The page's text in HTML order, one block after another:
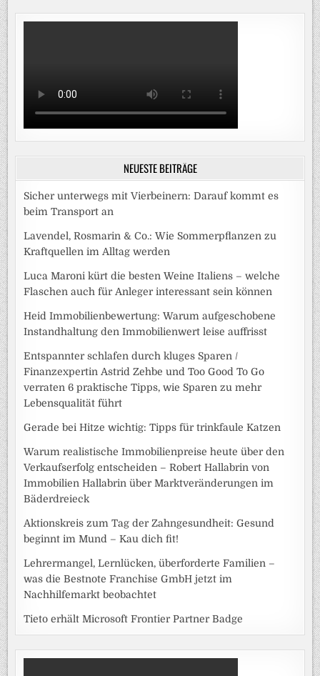
NEUESTE BEITRÄGE
Sicher unterwegs mit Vierbeinern: Darauf kommt es
beim Transport an
Lavendel, Rosmarin & Co.: Wie Sommerpflanzen zu
Kraftquellen im Alltag werden
Luca Maroni kürt die besten Weine Italiens – welche
Flaschen auch für Anleger interessant sein können
Heid Immobilienbewertung: Warum aufgeschobene
Instandhaltung den Immobilienwert leise auffrisst
Entspannter schlafen durch kluges Sparen /
Finanzexpertin Astrid Zehbe und Too Good To Go
verraten 6 praktische Tipps, wie Sparen zu mehr
Lebensqualität führt
Gerade bei Hitze wichtig: Tipps für trinkfaule Katzen
Warum realistische Immobilienpreise heute über den
Verkaufserfolg entscheiden – Robert Hallabrin von
Immobilien Hallabrin über Marktveränderungen im
Bäderdreieck
Aktionskreis zum Tag der Zahngesundheit: Gesund
beginnt im Mund – Kau dich fit!
Lehrermangel, Lernlücken, überforderte Familien –
was die Bestnote Franchise GmbH jetzt im
Nachhilfemarkt beobachtet
Tieto erhält Microsoft Frontier Partner Badge